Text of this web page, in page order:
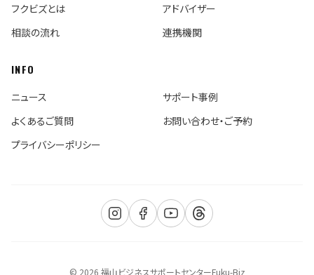
フクビズとは
アドバイザー
相談の流れ
連携機関
INFO
ニュース
サポート事例
よくあるご質問
お問い合わせ・ご予約
プライバシーポリシー
© 2026 福山ビジネスサポートセンターFuku-Biz